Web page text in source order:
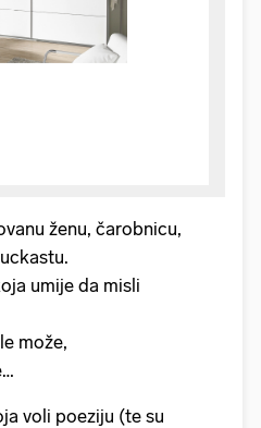
ženu, čarobnicu,
umije da misli
može,
voli poeziju (te su